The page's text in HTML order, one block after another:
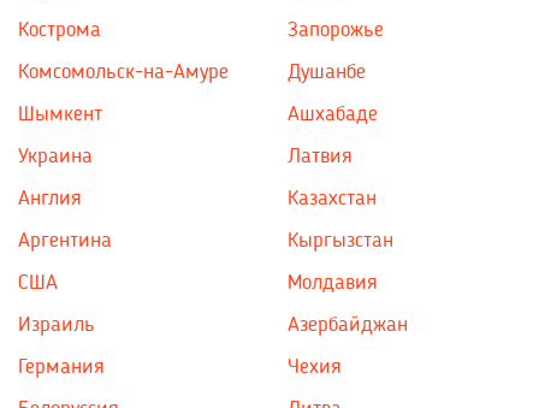
Кострома
Комсомольск-на-Амуре
Шымкент
Запорожье
Душанбе
Ашхабаде
Украина
Англия
Аргентина
США
Израиль
Латвия
Казахстан
Кыргызстан
Молдавия
Азербайджан
Германия
Чехия